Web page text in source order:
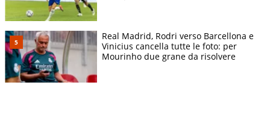
Real Madrid, Rodri verso Barcellona e
Vinicius cancella tutte le foto: per
Mourinho due grane da risolvere